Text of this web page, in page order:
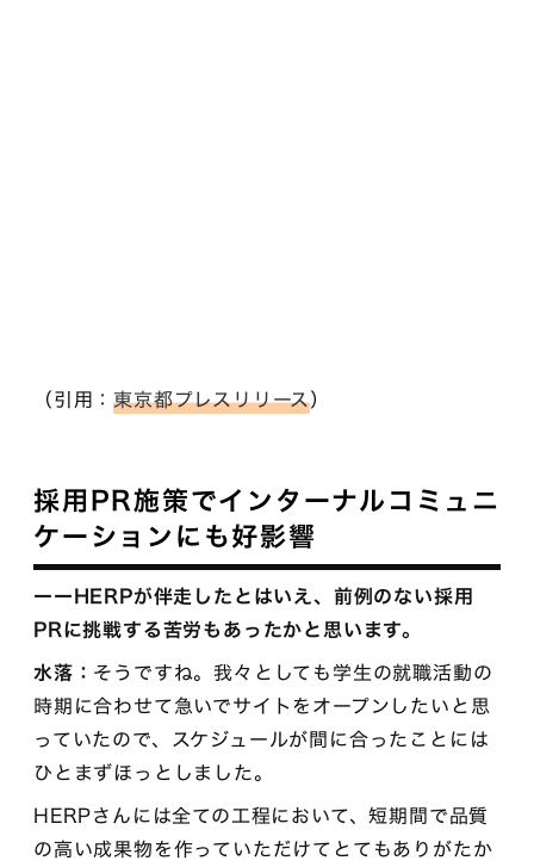
（引用：東京都プレスリリース）
採用PR施策でインターナルコミュニ
ケーションにも好影響
ーーHERPが伴走したとはいえ、前例のない採用
PRに挑戦する苦労もあったかと思います。
水落： そうですね。我々としても学生の就職活動の
時期に合わせて急いでサイトをオープンしたいと思
っていたので、スケジュールが間に合ったことには
ひとまずほっとしました。
HERPさんには全ての工程において、短期間で品質
の高い成果物を作っていただけてとてもありがたか